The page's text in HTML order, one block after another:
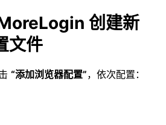
创建新
文件
“添加浏览器配置”，依次配置：